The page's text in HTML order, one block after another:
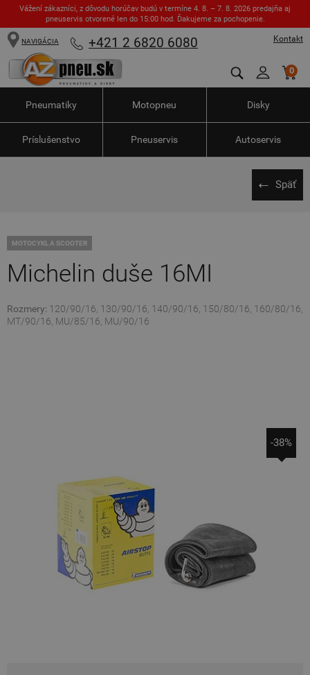
Vážení zákazníci, z dôvodu horúčav budú v termíne 4. 8. – 7. 8. 2026 predajňa aj
pneuservis otvorené len do 15:00 hod. Ďakujeme za pochopenie.
Kontakt
NAVIGÁCIA +421 2 6820 6080
0
Pneumatiky Motopneu Disky
Príslušenstvo Pneuservis Autoservis
Späť
MOTOCYKL A SCOOTER
Michelin duše 16MI
Rozmery: 120/90/16, 130/90/16, 140/90/16, 150/80/16, 160/80/16,
MT/90/16, MU/85/16, MU/90/16
-38%